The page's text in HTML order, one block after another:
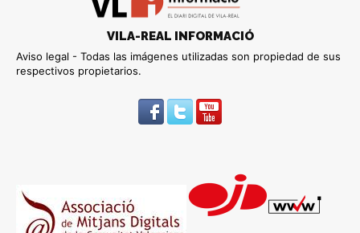
VILA-REAL INFORMACIÓ
Aviso legal - Todas las imágenes utilizadas son propiedad de sus
respectivos propietarios.